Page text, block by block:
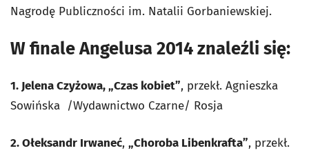
Nagrodę Publiczności im. Natalii Gorbaniewskiej.
W finale Angelusa 2014 znaleźli się:
1. Jelena Czyżowa, „Czas kobiet”, przekł. Agnieszka
Sowińska /Wydawnictwo Czarne/ Rosja
2. Ołeksandr Irwaneć, „Choroba Libenkrafta”, przekł.